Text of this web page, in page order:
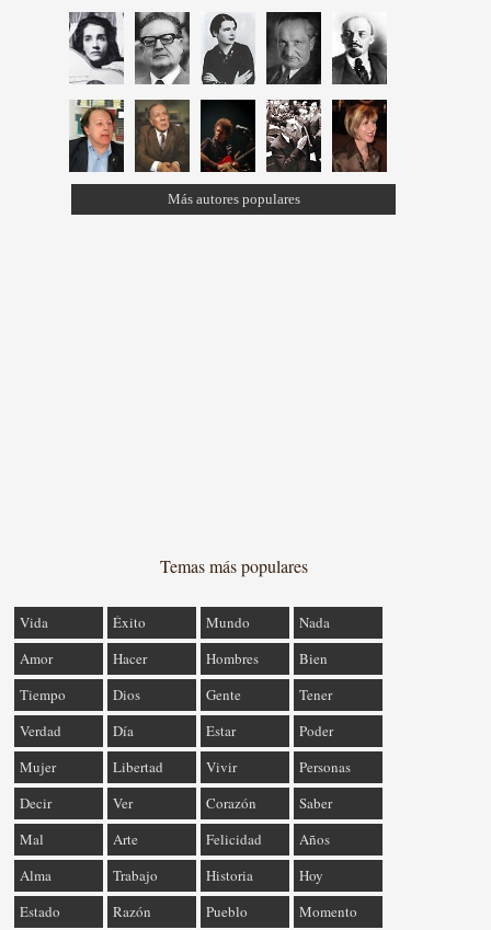
Más autores populares
Temas más populares
Vida Éxito Mundo
Nada
Amor
Hacer Hombres
Bien
Tiempo
Dios Gente
Tener
Verdad
Día Estar
Poder
Mujer
Libertad Vivir
Personas
Decir
Ver Corazón
Saber
Mal
Arte Felicidad
Años
Alma
Trabajo Historia
Hoy
Estado
Razón Pueblo Momento